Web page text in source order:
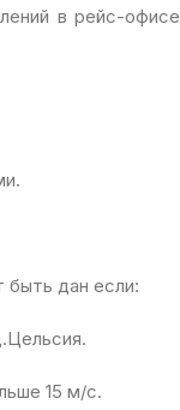
в рейс-офисе
быть дан если:
15 м/с.